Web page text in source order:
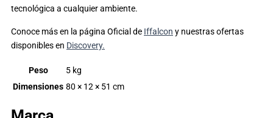
tecnológica a cualquier ambiente.
Conoce más en la página Oficial de Iffalcon y nuestras ofertas
disponibles en Discovery.
Peso
5 kg
Dimensiones 80 × 12 × 51 cm